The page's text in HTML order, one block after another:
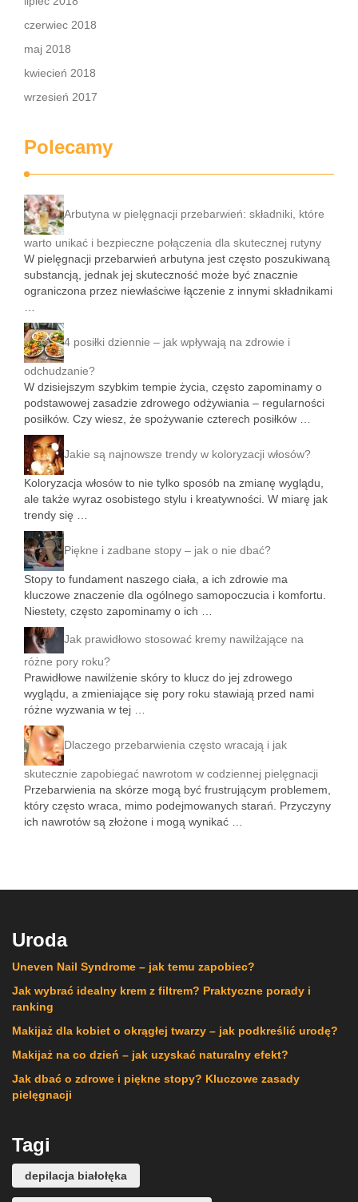
czerwiec 2018
maj 2018
kwiecień 2018
wrzesień 2017
Polecamy
Arbutyna w pielęgnacji przebarwień: składniki, które
warto unikać i bezpieczne połączenia dla skutecznej rutyny
W pielęgnacji przebarwień arbutyna jest często poszukiwaną
substancją, jednak jej skuteczność może być znacznie
ograniczona przez niewłaściwe łączenie z innymi składnikami
4 posiłki dziennie – jak wpływają na zdrowie i
odchudzanie?
W dzisiejszym szybkim tempie życia, często zapominamy o
podstawowej zasadzie zdrowego odżywiania – regularności
posiłków. Czy wiesz, że spożywanie czterech posiłków …
Jakie są najnowsze trendy w koloryzacji włosów?
Koloryzacja włosów to nie tylko sposób na zmianę wyglądu,
ale także wyraz osobistego stylu i kreatywności. W miarę jak
trendy się …
Piękne i zadbane stopy – jak o nie dbać?
Stopy to fundament naszego ciała, a ich zdrowie ma
kluczowe znaczenie dla ogólnego samopoczucia i komfortu.
Niestety, często zapominamy o ich …
Jak prawidłowo stosować kremy nawilżające na
różne pory roku?
Prawidłowe nawilżenie skóry to klucz do jej zdrowego
wyglądu, a zmieniające się pory roku stawiają przed nami
różne wyzwania w tej …
Dlaczego przebarwienia często wracają i jak
skutecznie zapobiegać nawrotom w codziennej pielęgnacji
Przebarwienia na skórze mogą być frustrującym problemem,
który często wraca, mimo podejmowanych starań. Przyczyny
ich nawrotów są złożone i mogą wynikać …
Uroda
Uneven Nail Syndrome – jak temu zapobiec?
Jak wybrać idealny krem z filtrem? Praktyczne porady i
ranking
Makijaż dla kobiet o okrągłej twarzy – jak podkreślić urodę?
Makijaż na co dzień – jak uzyskać naturalny efekt?
Jak dbać o zdrowe i piękne stopy? Kluczowe zasady
pielęgnacji
Tagi
depilacja białołęka